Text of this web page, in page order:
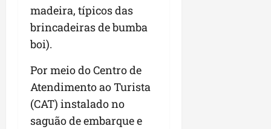
madeira, típicos das
brincadeiras de bumba
boi).
Por meio do Centro de
Atendimento ao Turista
(CAT) instalado no
saguão de embarque e